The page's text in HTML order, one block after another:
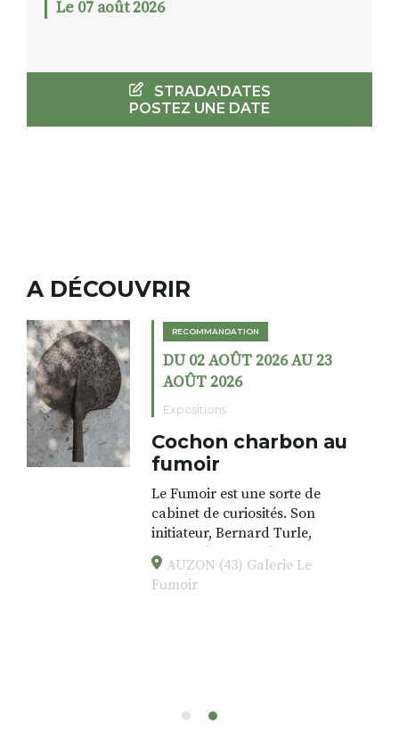
Le 07 août 2026
STRADA'DATES
POSTEZ UNE DATE
A DÉCOUVRIR
RECOMMANDATION
DU 02 AOÛT 2026 AU 23
AOÛT 2026
Expositions
Cochon charbon au
fumoir
Le Fumoir est une sorte de
cabinet de curiosités. Son
initiateur, Bernard Turle,
s’amuse à donner à voir des
associations fertiles, graves ou
drôles, parfois fumeuses. Des
elle joue
AUZON (43) Galerie Le
Fumoir